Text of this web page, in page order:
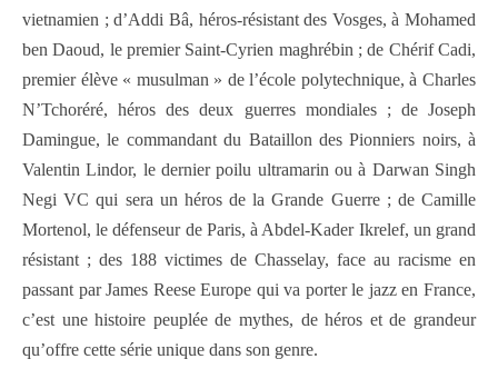
vietnamien ; d’Addi Bâ, héros-résistant des Vosges, à Mohamed
ben Daoud, le premier Saint-Cyrien maghrébin ; de Chérif Cadi,
premier élève « musulman » de l’école polytechnique, à Charles
N’Tchoréré, héros des deux guerres mondiales ; de Joseph
Damingue, le commandant du Bataillon des Pionniers noirs, à
Valentin Lindor, le dernier poilu ultramarin ou à Darwan Singh
Negi VC qui sera un héros de la Grande Guerre ; de Camille
Mortenol, le défenseur de Paris, à Abdel-Kader Ikrelef, un grand
résistant ; des 188 victimes de Chasselay, face au racisme en
passant par James Reese Europe qui va porter le jazz en France,
c’est une histoire peuplée de mythes, de héros et de grandeur
qu’offre cette série unique dans son genre.